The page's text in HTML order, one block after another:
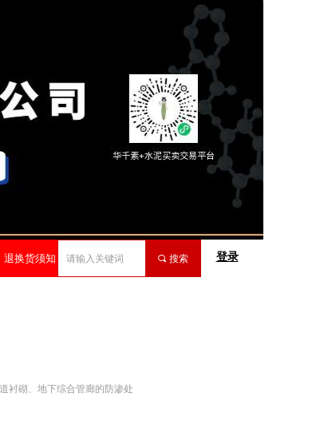
登录
退换货须知 끠 搜索
衬砌、地下综合管廊的防渗处